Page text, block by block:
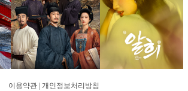
이용약관 개인정보처리방침